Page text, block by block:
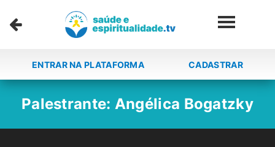
ENTRAR NA PLATAFORMA CADASTRAR
Palestrante: Angélica Bogatzky